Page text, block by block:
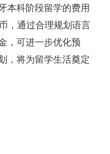
本科阶段留学的费用
，通过合理规划语言
，可进一步优化预
，将为留学生活奠定